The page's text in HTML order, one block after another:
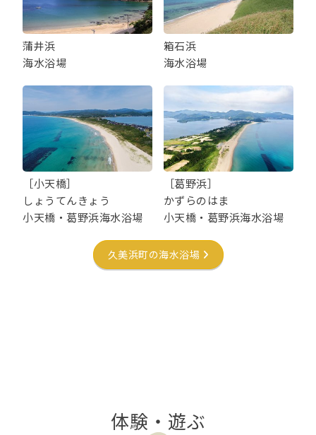
蒲井浜
海水浴場
箱石浜
海水浴場
［小天橋］
しょうてんきょう
小天橋・葛野浜海水浴場
［葛野浜］
かずらのはま
小天橋・葛野浜海水浴場
久美浜町の海水浴場
体験・遊ぶ